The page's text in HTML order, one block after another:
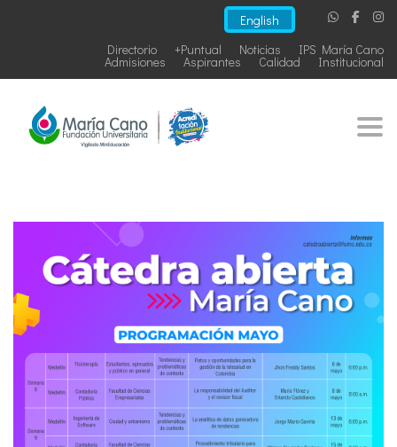
English
IPS María Cano
Noticias
+Puntual
Directorio
Institucional
Calidad
Aspirantes
Admisiones